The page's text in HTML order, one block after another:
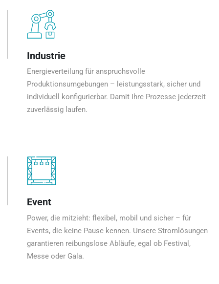
Industrie
Energieverteilung für anspruchsvolle
Produktionsumgebungen – leistungsstark, sicher und
individuell konfigurierbar. Damit Ihre Prozesse jederzeit
zuverlässig laufen.
Event
Power, die mitzieht: flexibel, mobil und sicher – für
Events, die keine Pause kennen. Unsere Stromlösungen
garantieren reibungslose Abläufe, egal ob Festival,
Messe oder Gala.